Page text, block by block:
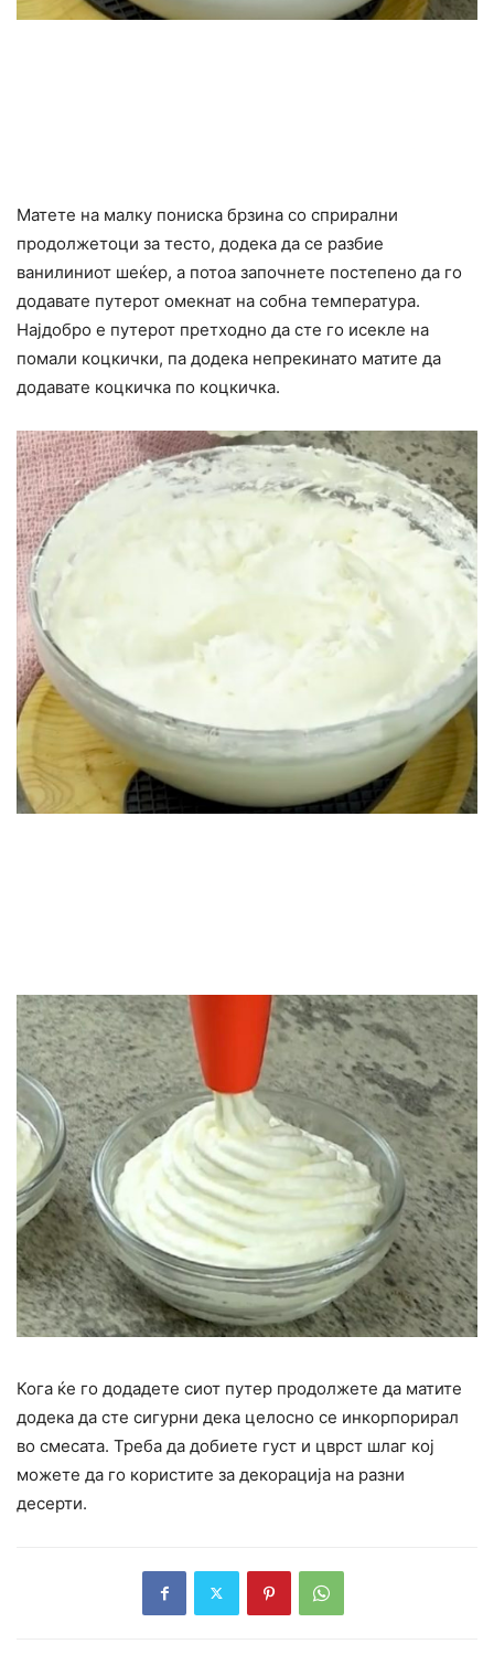
Матете на малку пониска брзина со сприрални
продолжетоци за тесто, додека да се разбие
ванилиниот шеќер, а потоа започнете постепено да го
додавате путерот омекнат на собна температура.
Најдобро е путерот претходно да сте го исекле на
помали коцкички, па додека непрекинато матите да
додавате коцкичка по коцкичка.
Кога ќе го додадете сиот путер продолжете да матите
додека да сте сигурни дека целосно се инкорпорирал
во смесата. Треба да добиете густ и цврст шлаг кој
можете да го користите за декорација на разни
десерти.